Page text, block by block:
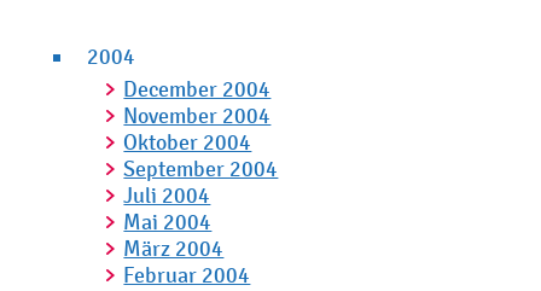
2004
December 2004
November 2004
Oktober 2004
September 2004
Juli 2004
Mai 2004
März 2004
Februar 2004